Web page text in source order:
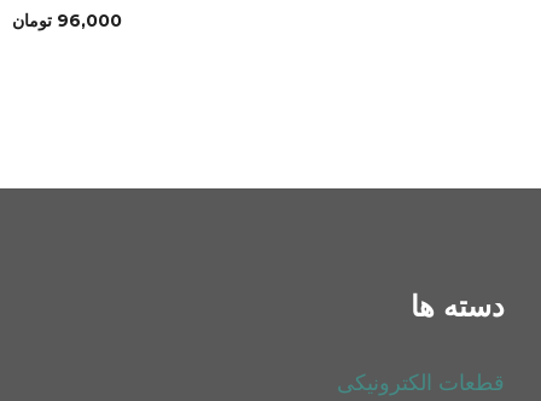
96,000 تومان
دسته ها
قطعات الکترونیکی